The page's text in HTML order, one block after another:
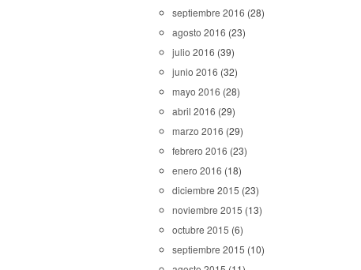
septiembre 2016 (28)
agosto 2016 (23)
julio 2016 (39)
junio 2016 (32)
mayo 2016 (28)
abril 2016 (29)
marzo 2016 (29)
febrero 2016 (23)
enero 2016 (18)
diciembre 2015 (23)
noviembre 2015 (13)
octubre 2015 (6)
septiembre 2015 (10)